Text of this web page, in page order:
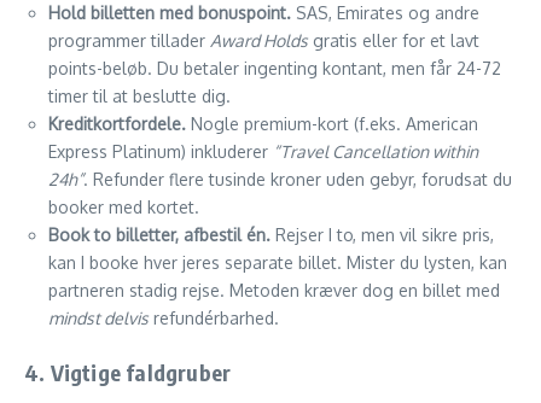
Hold billetten med bonuspoint. SAS, Emirates og andre
programmer tillader Award Holds gratis eller for et lavt
points-beløb. Du betaler ingenting kontant, men får 24-72
timer til at beslutte dig.
Kreditkortfordele. Nogle premium-kort (f.eks. American
Express Platinum) inkluderer “Travel Cancellation within
24h”. Refunder flere tusinde kroner uden gebyr, forudsat du
booker med kortet.
Book to billetter, afbestil én. Rejser I to, men vil sikre pris,
kan I booke hver jeres separate billet. Mister du lysten, kan
partneren stadig rejse. Metoden kræver dog en billet med
mindst delvis refundérbarhed.
4. Vigtige faldgruber